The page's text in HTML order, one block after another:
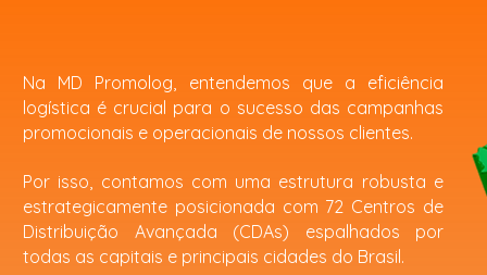
Na MD Promolog, entendemos que a eficiência
logística é crucial para o sucesso das campanhas
promocionais e operacionais de nossos clientes.
Por isso, contamos com uma estrutura robusta e
estrategicamente posicionada com 72 Centros de
Distribuição Avançada (CDAs) espalhados por
todas as capitais e principais cidades do Brasil.